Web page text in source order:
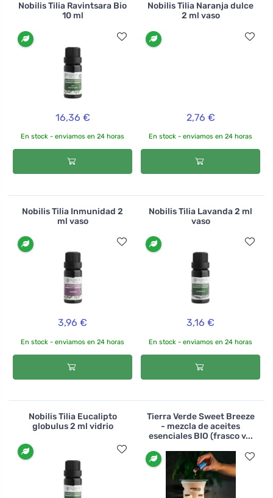
Nobilis Tilia Ravintsara Bio
10 ml
16,36 €
En stock - enviamos en 24 horas
Nobilis Tilia Naranja dulce
2 ml vaso
2,76 €
En stock - enviamos en 24 horas
Nobilis Tilia Inmunidad 2
ml vaso
3,96 €
En stock - enviamos en 24 horas
Nobilis Tilia Lavanda 2 ml
vaso
3,16 €
En stock - enviamos en 24 horas
Nobilis Tilia Eucalipto
globulus 2 ml vidrio
Tierra Verde Sweet Breeze
- mezcla de aceites
esenciales BIO (frasco v...